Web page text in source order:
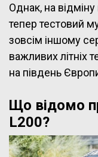
Однак, на
тепер тестовий
зовсім іншому
важливих літніх
на південь
Що відомо
L200?